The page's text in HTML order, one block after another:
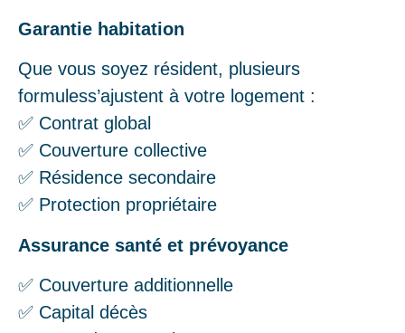
Garantie habitation
Que vous soyez résident, plusieurs
formuless’ajustent à votre logement :
✅ Contrat global
✅ Couverture collective
✅ Résidence secondaire
✅ Protection propriétaire
Assurance santé et prévoyance
✅ Couverture additionnelle
✅ Capital décès